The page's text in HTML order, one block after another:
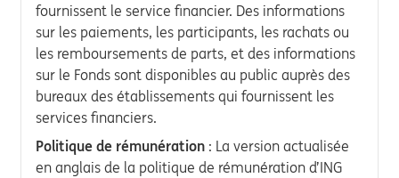
fournissent le service financier. Des informations
sur les paiements, les participants, les rachats ou
les remboursements de parts, et des informations
sur le Fonds sont disponibles au public auprès des
bureaux des établissements qui fournissent les
services financiers.
Politique de rémunération : La version actualisée
en anglais de la politique de rémunération d’ING